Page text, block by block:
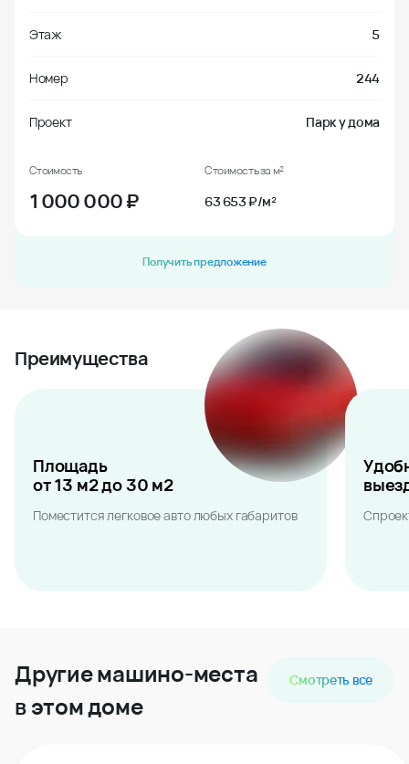
Этаж 5
Номер 244
Проект Парк у дома
Стоимость
1 000 000₽
Стоимость за м²
63 653 ₽/м²
Получить предложение
Преимущества
Площадь
от 13 м2 до 30 м2
Поместится легковое авто любых габаритов
Другие машино-места
в этом доме
Смотреть все